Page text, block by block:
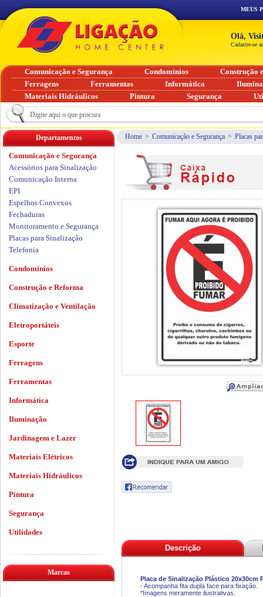
Home > Comunicação e Segurança > Placas
Descrição
Placa de Sinalização Plástico 20x30cm
- Acompanha fita dupla face para fixação.
*Imagens meramente ilustrativas.
Departamentos
Comunicação e Segurança
Acessórios para Sinalização
Comunicação Interna
EPI
Espelhos Convexos
Fechaduras
Monitoramento e Segurança
Placas para Sinalização
Telefonia
Condomínios
Construção e Reforma
Climatização e Ventilação
Eletroportáteis
Esporte
Ferragens
Ferramentas
Informática
Iluminação
Jardinagem e Lazer
Materiais Elétricos
Materiais Hidráulicos
Pintura
Segurança
Utilidades
Marcas
MEUS
Olá,
Cadastre-se
Comunicação e Segurança Condomínios
Construção
Ferragens
Ferramentas Informática
Materiais Hidráulicos
Pintura Segurança